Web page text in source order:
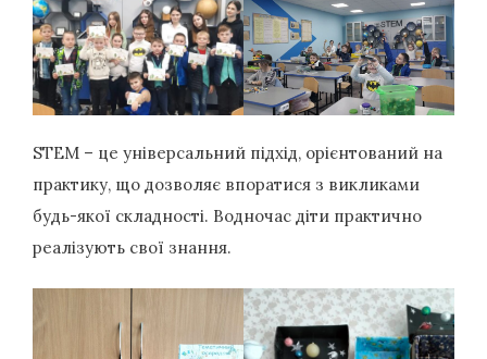
STEM – це універсальний підхід, орієнтований на
практику, що дозволяє впоратися з викликами
будь-якої складності. Водночас діти практично
реалізують свої знання.